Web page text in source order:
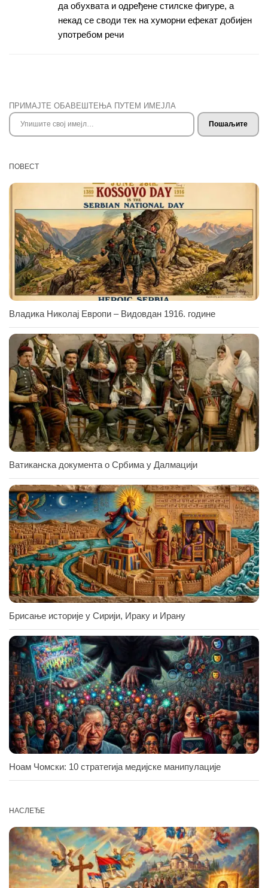
да обухвата и одређене стилске фигуре, а
некад се своди тек на хуморни ефекат добијен
употребом речи
ПРИМАЈТЕ ОБАВЕШТЕЊА ПУТЕМ ИМЕЈЛА
Упишите свој имејл…
Пошаљите
ПОВЕСТ
Владика Николај Европи – Видовдан 1916. године
Ватиканска документа о Србима у Далмацији
Брисање историје у Сирији, Ираку и Ирану
Ноам Чомски: 10 стратегија медијске манипулације
НАСЛЕЂЕ